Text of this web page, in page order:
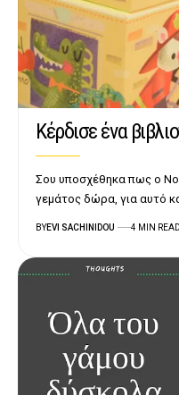
Κέρδισε ένα
Σου υποσχέθηκα πως ο
γεμάτος δώρα, για αυτό
BYEVI SACHINIDOU 4 MIN READ